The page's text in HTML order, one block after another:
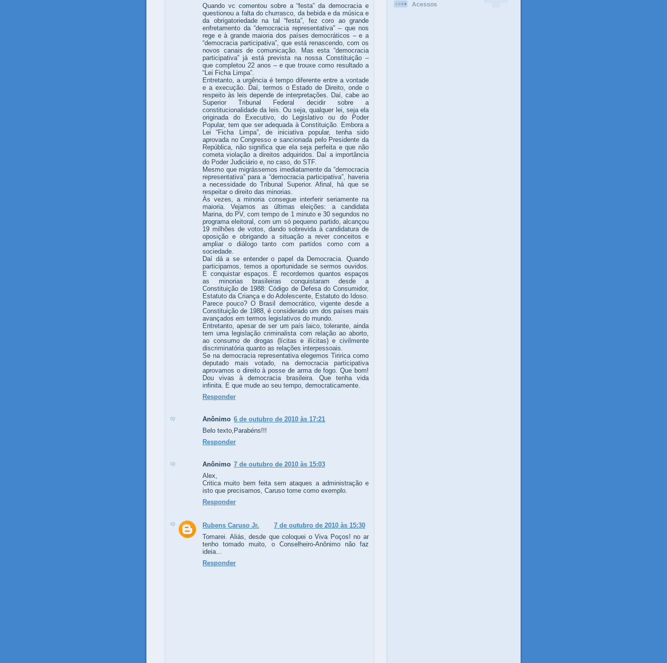
Quando vc comentou sobre a “festa” da democracia e
questionou a falta do churrasco, da bebida e da música e
da obrigatoriedade na tal “festa”, fez coro ao grande
enfretamento da “democracia representativa” – que nos
rege e à grande maioria dos países democráticos – e a
“democracia participativa”, que está renascendo, com os
novos canais de comunicação. Mas esta “democracia
participativa” já está prevista na nossa Constituição –
que completou 22 anos – e que trouxe como resultado a
“Lei Ficha Limpa”.
Entretanto, a urgência é tempo diferente entre a vontade
e a execução. Daí, termos o Estado de Direito, onde o
respeito às leis depende de interpretações. Daí, cabe ao
Superior Tribunal Federal decidir sobre a
constitucionalidade da leis. Ou seja, qualquer lei, seja ela
originada do Executivo, do Legislativo ou do Poder
Popular, tem que ser adequada à Constituição. Embora a
Lei “Ficha Limpa”, de iniciativa popular, tenha sido
aprovada no Congresso e sancionada pelo Presidente da
República, não significa que ela seja perfeita e que não
cometa violação a direitos adquiridos. Daí a importância
do Poder Judiciário e, no caso, do STF.
Mesmo que migrássemos imediatamente da “democracia
representativa” para a “democracia participativa”, haveria
a necessidade do Tribunal Superior. Afinal, há que se
respeitar o direito das minorias.
Às vezes, a minoria consegue interferir seriamente na
maioria. Vejamos as últimas eleições: a candidata
Marina, do PV, com tempo de 1 minuto e 30 segundos no
programa eleitoral, com um só pequeno partido, alcançou
19 milhões de votos, dando sobrevida à candidatura de
oposição e obrigando a situação a rever conceitos e
ampliar o diálogo tanto com partidos como com a
sociedade.
Daí dá a se entender o papel da Democracia. Quando
participamos, temos a oportunidade se sermos ouvidos.
E conquistar espaços. E recordemos quantos espaços
as minorias brasileiras conquistaram desde a
Constituição de 1988: Código de Defesa do Consumidor,
Estatuto da Criança e do Adolescente, Estatuto do Idoso.
Parece pouco? O Brasil democrático, vigente desde a
Constituição de 1988, é considerado um dos países mais
avançados em termos legislativos do mundo.
Entretanto, apesar de ser um país laico, tolerante, ainda
tem uma legislação criminalista com relação ao aborto,
ao consumo de drogas (lícitas e ilícitas) e civilmente
discriminatória quanto as relações interpessoais.
Se na democracia representativa elegemos Tiririca como
deputado mais votado, na democracia participativa
aprovamos o direito à posse de arma de fogo. Que bom!
Dou vivas à democracia brasileira. Que tenha vida
infinita. E que mude ao seu tempo, democraticamente.
Responder
Anônimo 6 de outubro de 2010 às 17:21
Belo texto,Parabéns!!!
Responder
Anônimo 7 de outubro de 2010 às 15:03
Alex,
Critica muito bem feita sem ataques a administração e
isto que precisamos, Caruso tome como exemplo.
Responder
Rubens Caruso Jr.
7 de outubro de 2010 às 15:30
Tomarei. Aliás, desde que coloquei o Viva Poços! no ar
tenho tomado muito, o Conselheiro-Anônimo não faz
ideia...
Responder
Acessos